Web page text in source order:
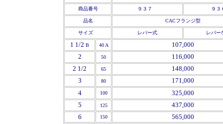
商品番号 ９３７ ９３
品名 CACフランジ型
サイズ レバー式 レバー
1 1/2 B 40 A
107,000
2
50
116,000
2 1/2
65
148,000
3
80
171,000
4
100
325,000
5
125
437,000
6
150
565,000